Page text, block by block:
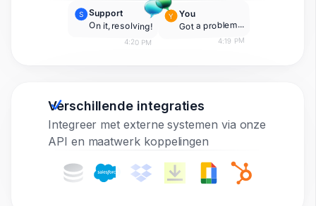
S Support
On it, resolving!
4:20 PM
Y You
Got a problem...
4:19 PM
Verschillende integraties
Integreer met externe systemen via onze
API en maatwerk koppelingen